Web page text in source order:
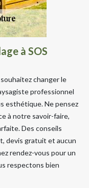
à SOS
changer le
professionnel
esthétique. Ne pensez
à notre savoir-faire,
Des conseils
devis gratuit et aucun
rendez-vous pour un
respectons bien